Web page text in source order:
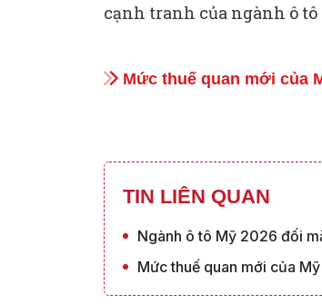
cạnh tranh của ngành ô tô
Mức thuế quan mới của
TIN LIÊN QUAN
Ngành ô tô Mỹ 2026 đối
Mức thuế quan mới của